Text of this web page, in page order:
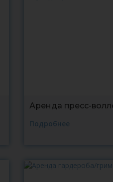
Аренда пресс-
Подробнее